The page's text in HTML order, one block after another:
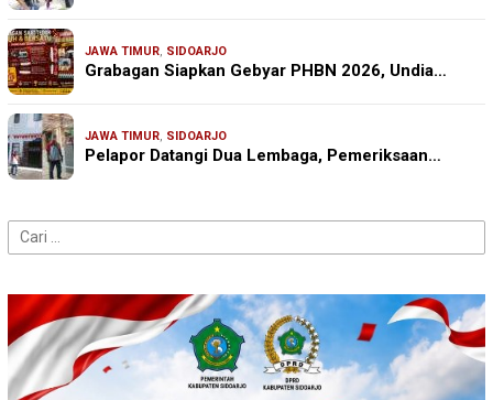
JAWA TIMUR, SIDOARJO
Grabagan Siapkan Gebyar PHBN 2026, Undia…
JAWA TIMUR, SIDOARJO
Pelapor Datangi Dua Lembaga, Pemeriksaan…
Cari
untuk: